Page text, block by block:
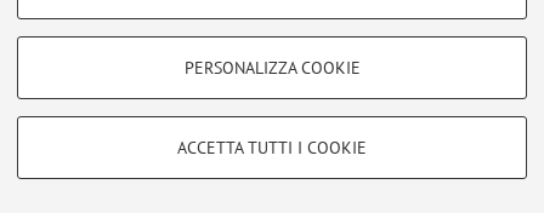
COOKIE TECNICI - NECESSARI
Si tratta di cookie tecnici utilizzati, a titolo esemplificativo, per il corretto
PERSONALIZZA COOKIE
ACCETTA TUTTI I COOKIE
Accedi tramiteloginper gestire tutti i contenuti del sito.
© 2026 - ALMA MATER STUDIORUM - Università di Bologna - Via
Zamboni, 33 - 40126 Bologna - Partita IVA: 01131710376